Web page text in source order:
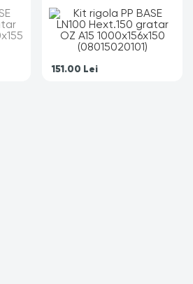
151.00 Lei